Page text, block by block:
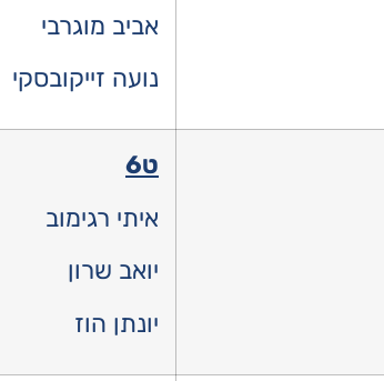
אביב מוגרבי
נועה זייקובסקי
ט6
איתי רגימוב
יואב שרון
יונתן הוז